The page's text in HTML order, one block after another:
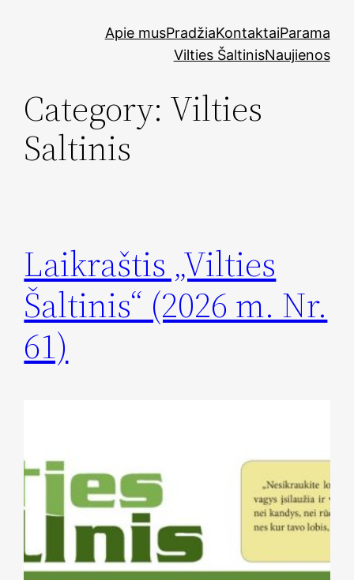
Apie musPradžiaKontaktaiParama
Vilties ŠaltinisNaujienos
Category: Vilties
Saltinis
Laikraštis „Vilties
Šaltinis“ (2026 m. Nr.
61)